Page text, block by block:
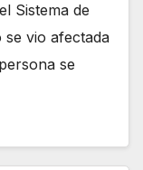
Sistema de
vio afectada
se